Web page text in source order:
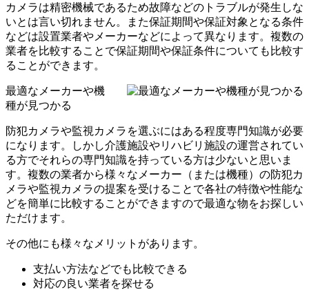
カメラは精密機械であるため故障などのトラブルが発生しな
いとは言い切れません。また保証期間や保証対象となる条件
などは設置業者やメーカーなどによって異なります。複数の
業者を比較することで保証期間や保証条件についても比較す
ることができます。
最適なメーカーや機
種が見つかる
防犯カメラや監視カメラを選ぶにはある程度専門知識が必要
になります。しかし介護施設やリハビリ施設の運営されてい
る方でそれらの専門知識を持っている方は少ないと思いま
す。複数の業者から様々なメーカー（または機種）の防犯カ
メラや監視カメラの提案を受けることで各社の特徴や性能な
どを簡単に比較することができますので最適な物をお探しい
ただけます。
その他にも様々なメリットがあります。
支払い方法などでも比較できる
対応の良い業者を探せる